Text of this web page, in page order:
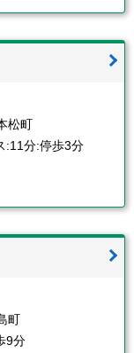
松町
:11分:停歩3分
町
9分